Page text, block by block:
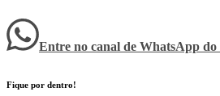
Entre no canal de WhatsApp do
Fique por dentro!